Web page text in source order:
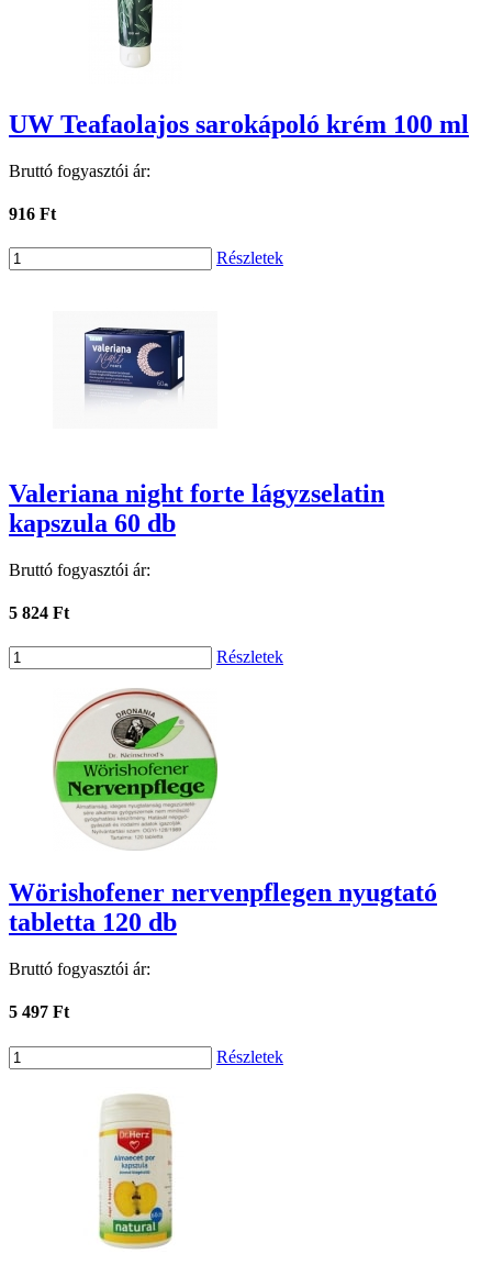
UW Teafaolajos sarokápoló krém 100 ml
Bruttó fogyasztói ár:
916 Ft
Részletek
Valeriana night forte lágyzselatin
kapszula 60 db
Bruttó fogyasztói ár:
5 824 Ft
Részletek
Wörishofener nervenpflegen nyugtató
tabletta 120 db
Bruttó fogyasztói ár:
5 497 Ft
Részletek